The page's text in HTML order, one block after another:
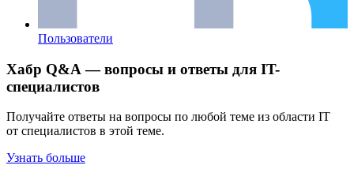
Пользователи
Хабр Q&A — вопросы и ответы для IT-
специалистов
Получайте ответы на вопросы по любой теме из области IT
от специалистов в этой теме.
Узнать больше